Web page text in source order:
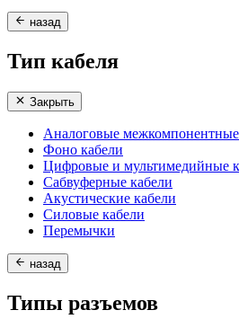
назад
Тип кабеля
Закрыть
Аналоговые межкомпонентные
Фоно кабели
Цифровые и мультимедийные
Сабвуферные кабели
Акустические кабели
Силовые кабели
Перемычки
назад
Типы разъемов